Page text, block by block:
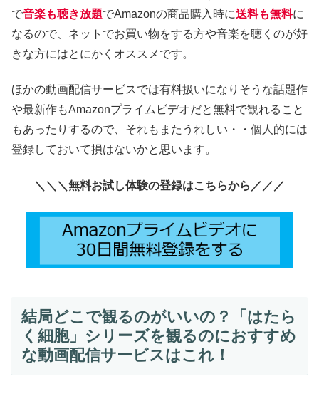
で音楽も聴き放題でAmazonの商品購入時に送料も無料に
なるので、ネットでお買い物をする方や音楽を聴くのが好
きな方にはとにかくオススメです。
ほかの動画配信サービスでは有料扱いになりそうな話題作
や最新作もAmazonプライムビデオだと無料で観れること
もあったりするので、それもまたうれしい・・個人的には
登録しておいて損はないかと思います。
＼＼＼無料お試し体験の登録はこちらから／／／
結局どこで観るのがいいの？「はたら
く細胞」シリーズを観るのにおすすめ
な動画配信サービスはこれ！